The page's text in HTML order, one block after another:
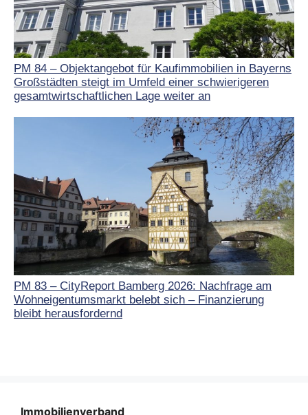
PM 84 – Objektangebot für Kaufimmobilien in Bayerns
Großstädten steigt im Umfeld einer schwierigeren
gesamtwirtschaftlichen Lage weiter an
PM 83 – CityReport Bamberg 2026: Nachfrage am
Wohneigentumsmarkt belebt sich – Finanzierung
bleibt herausfordernd
Immobilienverband